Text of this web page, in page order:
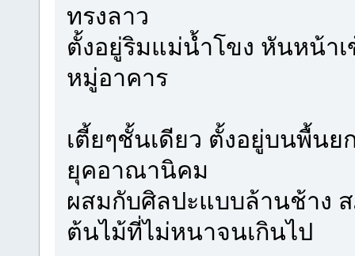
ทรงลาว
ตั้งอยู่ริมแม่น้ำโขง หันหน้า
หมู่อาคาร
เตี้ยๆชั้นเดียว ตั้งอยู่บนพื้น
ยุคอาณานิคม
ผสมกับศิลปะแบบล้านช้าง
ต้นไม้ที่ไม่หนาจนเกินไป